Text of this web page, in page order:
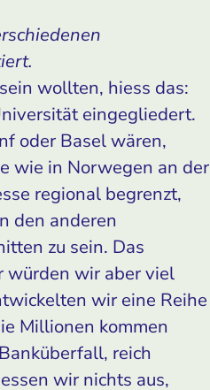
wollten, hiess das:
eingegliedert.
oder Basel wären,
wie in Norwegen an der
regional begrenzt,
den anderen
zu sein. Das
wir aber viel
wir eine Reihe
Millionen kommen
reich
wir nichts aus,